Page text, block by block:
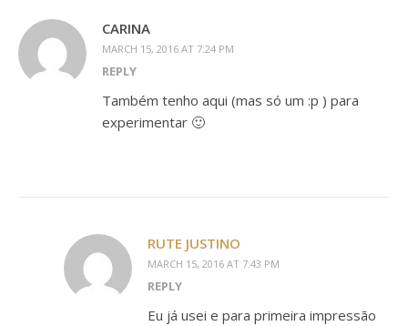
CARINA
MARCH 15, 2016 AT 7:24 PM
REPLY
Também tenho aqui (mas só um :p ) para
experimentar 🙂
RUTE JUSTINO
MARCH 15, 2016 AT 7:43 PM
REPLY
Eu já usei e para primeira impressão